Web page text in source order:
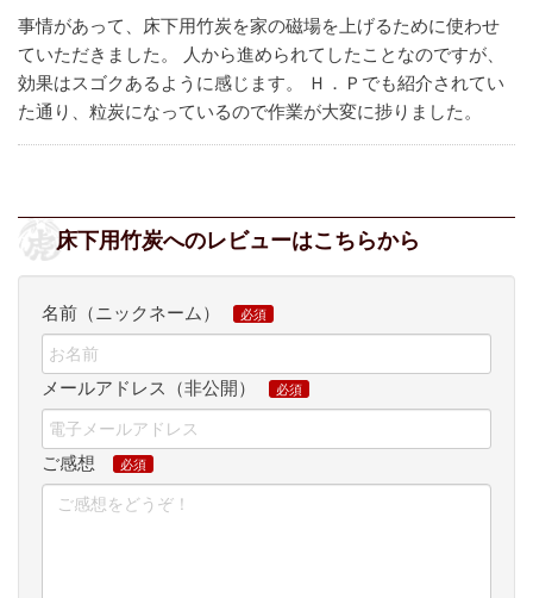
事情があって、床下用竹炭を家の磁場を上げるために使わせ
ていただきました。
人から進められてしたことなのですが、
効果はスゴクあるように感じます。
Ｈ．Ｐでも紹介されてい
た通り、粒炭になっているので作業が大変に捗りました。
床下用竹炭へのレビューはこちらから
名前（ニックネーム）
メールアドレス（非公開）
ご感想